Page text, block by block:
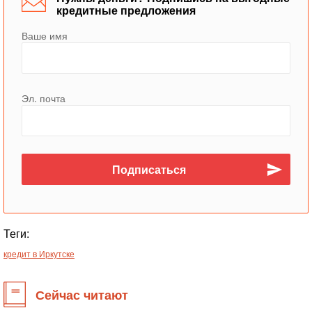
кредитные предложения
Ваше имя
Эл. почта
Теги:
кредит в Иркутске
Сейчас читают